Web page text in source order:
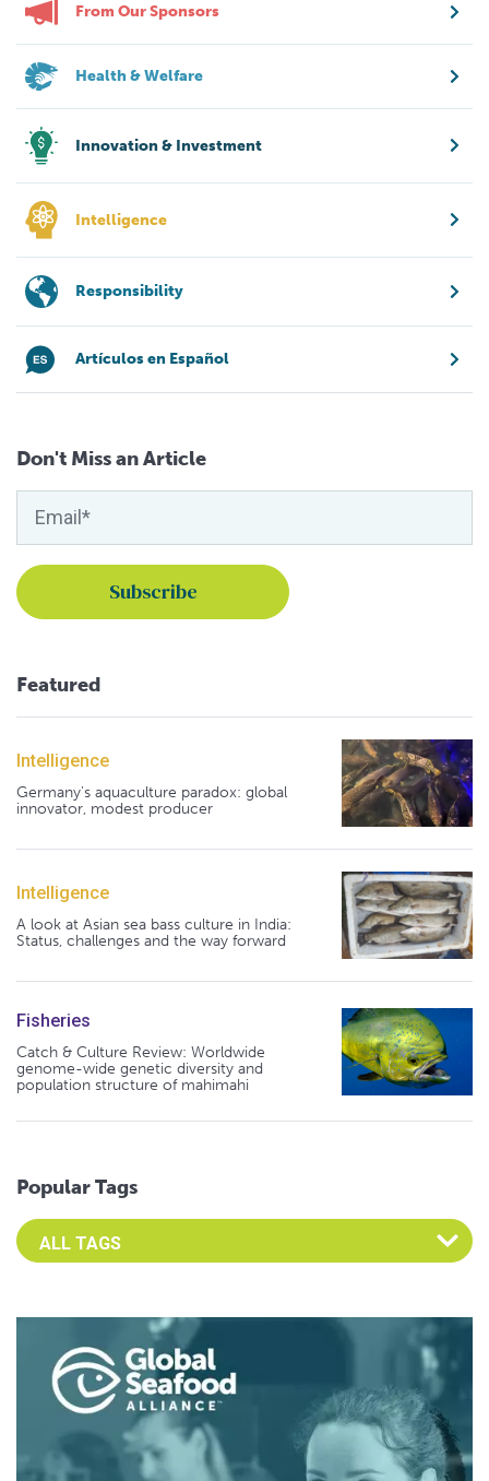
From Our Sponsors
Health & Welfare
Innovation & Investment
Intelligence
Responsibility
Artículos en Español
Don't Miss an Article
Featured
Intelligence
Germany's aquaculture paradox: global
innovator, modest producer
Intelligence
A look at Asian sea bass culture in India:
Status, challenges and the way forward
Fisheries
Catch & Culture Review: Worldwide
genome-wide genetic diversity and
population structure of mahimahi
Popular Tags
Select an Advocate Tag to view it's posts